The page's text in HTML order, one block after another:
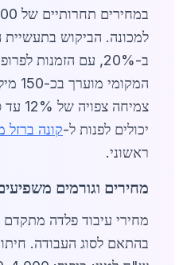
למכונה. הביקוש בתעשיית
ב-20%, עם הזמנות
יכולים לפנות ל-קונה ברזל
ראשוני.
מחירים וגורמים
מחירי עיבוד פלדה